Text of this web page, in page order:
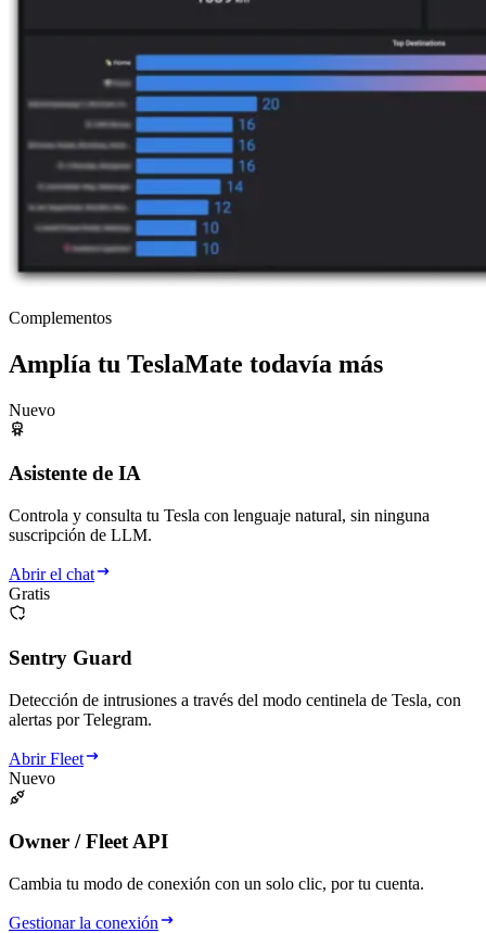
Complementos
Amplía tu TeslaMate todavía más
Nuevo
Asistente de IA
Controla y consulta tu Tesla con lenguaje natural, sin ninguna
suscripción de LLM.
Abrir el chat
Gratis
Sentry Guard
Detección de intrusiones a través del modo centinela de Tesla, con
alertas por Telegram.
Abrir Fleet
Nuevo
Owner / Fleet API
Cambia tu modo de conexión con un solo clic, por tu cuenta.
Gestionar la conexión